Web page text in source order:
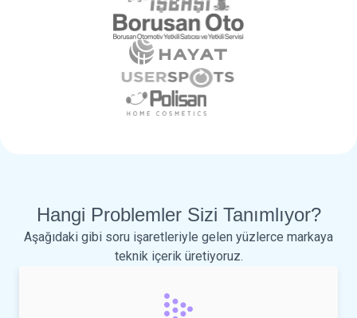
Hangi Problemler Sizi Tanımlıyor?
Aşağıdaki gibi soru işaretleriyle gelen yüzlerce markaya
teknik içerik üretiyoruz.